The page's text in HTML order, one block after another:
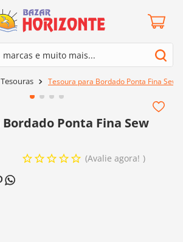
e muito mais...
Tesouras Tesoura para Bordado Ponta Fina Sew
Ponta Fina Sew
Avalie agora!